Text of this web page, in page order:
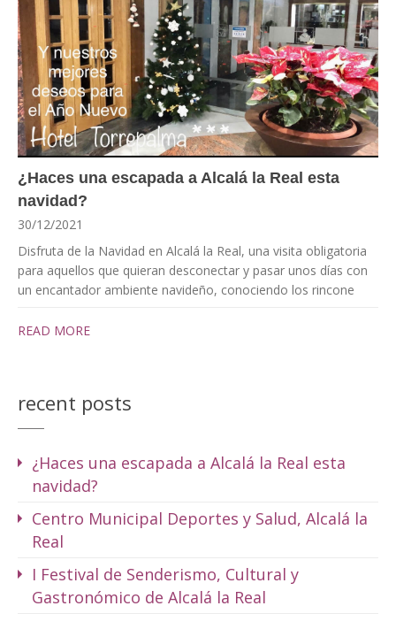
¿Haces una escapada a Alcalá la Real esta
navidad?
30/12/2021
Disfruta de la Navidad en Alcalá la Real, una visita obligatoria
para aquellos que quieran desconectar y pasar unos días con
un encantador ambiente navideño, conociendo los rincone
READ MORE
recent posts
¿Haces una escapada a Alcalá la Real esta
navidad?
Centro Municipal Deportes y Salud, Alcalá la
Real
I Festival de Senderismo, Cultural y
Gastronómico de Alcalá la Real